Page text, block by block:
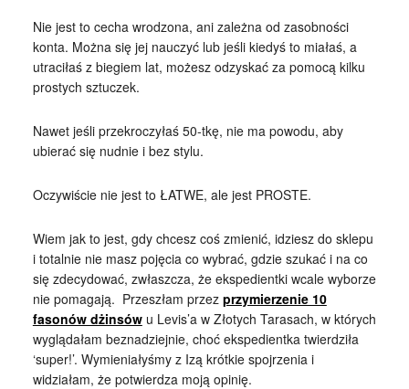
Nie jest to cecha wrodzona, ani zależna od zasobności
konta. Można się jej nauczyć lub jeśli kiedyś to miałaś, a
utraciłaś z biegiem lat, możesz odzyskać za pomocą kilku
prostych sztuczek.
Nawet jeśli przekroczyłaś 50-tkę, nie ma powodu, aby
ubierać się nudnie i bez stylu.
Oczywiście nie jest to ŁATWE, ale jest PROSTE.
Wiem jak to jest, gdy chcesz coś zmienić, idziesz do sklepu
i totalnie nie masz pojęcia co wybrać, gdzie szukać i na co
się zdecydować, zwłaszcza, że ekspedientki wcale wyborze
nie pomagają. Przeszłam przez przymierzenie 10
fasonów dżinsów u Levis’a w Złotych Tarasach, w których
wyglądałam beznadziejnie, choć ekspedientka twierdziła
‘super!’. Wymieniałyśmy z Izą krótkie spojrzenia i
widziałam, że potwierdza moją opinię.